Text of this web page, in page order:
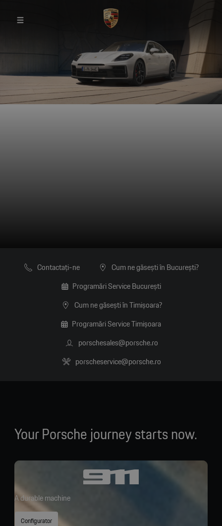
Contactaţi-ne
Cum ne găsești în București?
Programări Service București
Cum ne găsești în Timișoara?
Programări Service Timișoara
porschesales@porsche.ro
porscheservice@porsche.ro
Your Porsche journey starts now.
A durable machine
Configurator